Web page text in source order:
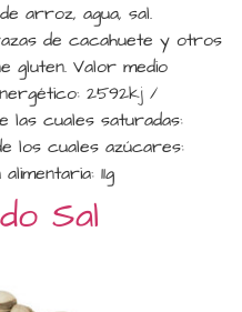
arroz, agua, sal.
de cacahuete y otros
gluten. Valor medio
2592kj /
las cuales saturadas:
los cuales azúcares:
11g
Sal